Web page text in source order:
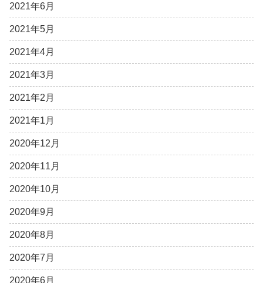
2021年6月
2021年5月
2021年4月
2021年3月
2021年2月
2021年1月
2020年12月
2020年11月
2020年10月
2020年9月
2020年8月
2020年7月
2020年6月